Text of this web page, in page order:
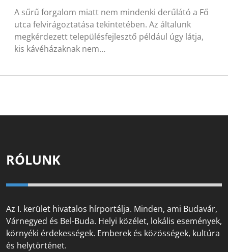
A sűrű forgalom miatt nem mindenki derűlátó a Fő
utca felvirágoztatása tekintetében. Az általunk
megkérdezett településfejlesztő például úgy látja,
kis kávéházaknak nem…
RÓLUNK
Az I. kerület hivatalos hírportálja. Minden, ami Budavár,
Várnegyed és Bel-Buda. Helyi közélet, lokális események,
környéki érdekességek. Emberek és közösségek, kultúra
és helytörténet.